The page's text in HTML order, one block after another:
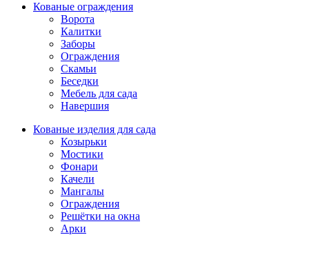
Кованые ограждения
Ворота
Калитки
Заборы
Ограждения
Скамьи
Беседки
Мебель для сада
Навершия
Кованые изделия для сада
Козырьки
Мостики
Фонари
Качели
Мангалы
Ограждения
Решётки на окна
Арки